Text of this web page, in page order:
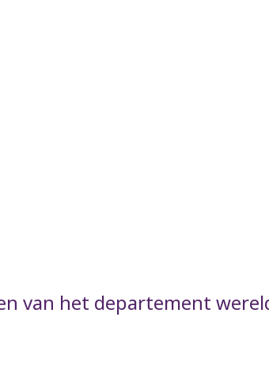
van het departement